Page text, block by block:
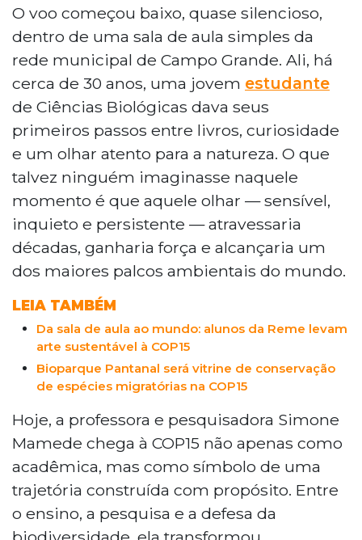
Mamede, que iniciou sua carreira há 30
anos em uma escola municipal de
Campo Grande, chega à COP15 com um
projeto inovador que une ciência cidadã e
observação de aves. Sua trajetória
contribuiu para tornar Campo Grande a
Capital da Observação de Aves. O projeto
"Pré-COP15: Diálogos e Passarinhadas",
selecionado para o Espaço Brasil na Blue
Zone, propõe uma abordagem
multidisciplinar que conecta Biologia,
Geografia, Direito, Turismo e Educação.
Durante a conferência, serão realizadas
atividades práticas de observação de aves
nos dias 24 e 27 de março.
O voo começou baixo, quase silencioso,
dentro de uma sala de aula simples da
rede municipal de Campo Grande. Ali, há
cerca de 30 anos, uma jovem estudante
de Ciências Biológicas dava seus
primeiros passos entre livros, curiosidade
e um olhar atento para a natureza. O que
talvez ninguém imaginasse naquele
momento é que aquele olhar — sensível,
inquieto e persistente — atravessaria
décadas, ganharia força e alcançaria um
dos maiores palcos ambientais do mundo.
LEIA TAMBÉM
Da sala de aula ao mundo: alunos da Reme levam
arte sustentável à COP15
Bioparque Pantanal será vitrine de conservação
de espécies migratórias na COP15
Hoje, a professora e pesquisadora Simone
Mamede chega à COP15 não apenas como
acadêmica, mas como símbolo de uma
trajetória construída com propósito. Entre
o ensino, a pesquisa e a defesa da